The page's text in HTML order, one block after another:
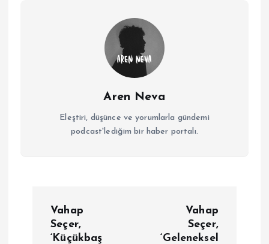
Aren Neva
Eleştiri, düşünce ve yorumlarla gündemi
podcast'lediğim bir haber portalı.
Vahap
Seçer,
‘Küçükbaş
Vahap
Seçer,
‘Geleneksel